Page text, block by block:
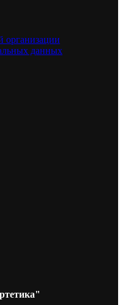
организации
данных